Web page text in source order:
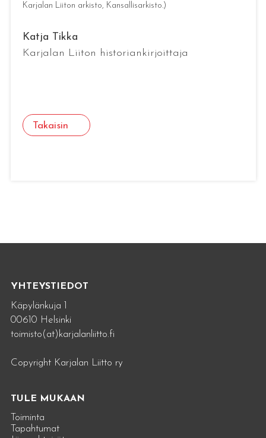
Karjalan Liiton arkisto, Kansallisarkisto.)
Katja Tikka
Karjalan Liiton historiankirjoittaja
Takaisin
YHTEYSTIEDOT
Käpylänkuja 1
00610 Helsinki
toimisto(at)karjalanliitto.fi
Copyright Karjalan Liitto ry
TULE MUKAAN
Toiminta
Tapahtumat